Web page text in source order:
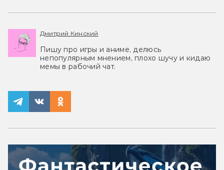
Дмитрий Кинский
Пишу про игры и аниме, делюсь
непопулярным мнением, плохо шучу и кидаю
мемы в рабочий чат.